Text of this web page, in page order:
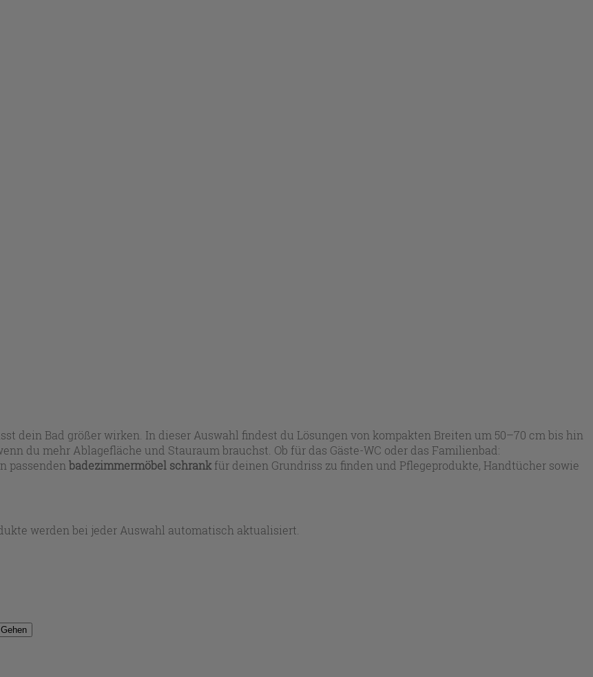
dein Bad größer wirken. In dieser Auswahl findest du Lösungen von kompakten Breiten um 50–70 cm bis hin
du mehr Ablagefläche und Stauraum brauchst. Ob für das Gäste-WC oder das Familienbad:
passenden badezimmermöbel schrank für deinen Grundriss zu finden und Pflegeprodukte, Handtücher sowie
werden bei jeder Auswahl automatisch aktualisiert.
Gehen